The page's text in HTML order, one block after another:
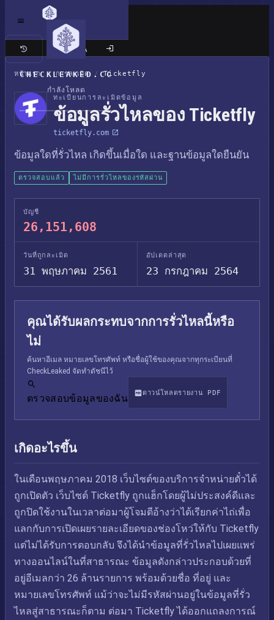
CHECKLEAKED.CC
กำลังโหลด
เว็บไซต์แบบคลาสสิก
หน้าแรก / การละเมิด / Ticketfly
ทะเบียนการละเมิดข้อมูล
ข้อมูลรั่วไหลของ Ticketfly
ticketfly.com
ข้อมูลใดที่รั่วไหล เกิดขึ้นเมื่อใด และฐานข้อมูลใดยืนยัน
ตรวจสอบแล้ว ไม่มีการรั่วไหลของรหัสผ่าน
บัญชี
26,151,608
วันที่ถูกละเมิด
31 พฤษภาคม 2561
อัปเดตล่าสุด
23 กรกฎาคม 2564
คุณได้รับผลกระทบจากการรั่วไหลนี้หรือ
ไม่
ค้นหาอีเมล หมายเลขโทรศัพท์ หรือชื่อผู้ใช้ของคุณจากทุกระเบียนที่
CheckLeaked จัดทำดัชนีไว้
ตรวจสอบข้อมูลของฉัน ดาวน์โหลดรายงาน PDF
เกิดอะไรขึ้น
ในเดือนพฤษภาคม 2018 เว็บไซต์ของบริการจำหน่ายตั๋วได้
ถูกเปิดตัว เว็บไซต์ Ticketfly ถูกแฮ็กโดยผู้ไม่ประสงค์ดีและ
ถูกปิดใช้งานในเวลาต่อมาผู้โจมตีอ้างว่าได้เรียกค่าไถ่เพื่อ
แลกกับการเปิดเผยรายละเอียดของช่องโหว่ให้กับ Ticketfly
แต่ไม่ได้รับการตอบกลับ จึงได้นำข้อมูลที่รั่วไหลไปเผยแพร่
ทางออนไลน์ในที่สาธารณะ ข้อมูลดังกล่าวประกอบด้วยที่
อยู่อีเมลกว่า 26 ล้านรายการ พร้อมด้วยชื่อ ที่อยู่ และ
หมายเลขโทรศัพท์ แม้ว่าจะไม่มีรหัสผ่านอยู่ในข้อมูลที่รั่ว
ไหลสู่สาธารณะก็ตาม ต่อมา Ticketfly ได้ออกแถลงการณ์